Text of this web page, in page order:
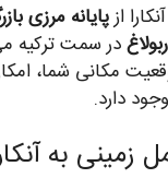
ازپایانه مرزی
در سمت ترکیه
مکانی شما،
دارد.
زمینی به